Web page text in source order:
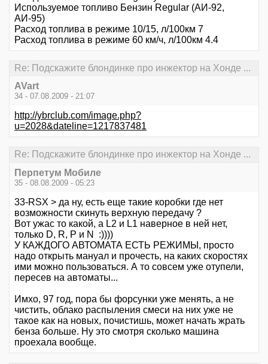
Используемое топливо Бензин Regular (АИ-92,
АИ-95)
Расход топлива в режиме 10/15, л/100км 7
Расход топлива в режиме 60 км/ч, л/100км 4.4
Re: Подскажите блондинке про инжектор на Хонде ...
AVart
34 - 07.08.2009 - 21:07
http://ybrclub.com/image.php?
u=2028&dateline=1217837481
Re: Подскажите блондинке про инжектор на Хонде ...
Перпетум Мобиле
35 - 08.08.2009 - 05:23
33-RSX > да ну, есть еще такие коробки где нет
возможности скинуть верхную передачу ?
Вот ужас то какой, а L2 и L1 наверное в ней нет,
только D, R, P и N :))))
У КАЖДОГО АВТОМАТА ЕСТЬ РЕЖИМЫ, просто
надо открыть мануал и прочесть, на каких скоростях
ими можно пользоваться. А то совсем уже отупели,
пересев на автоматы...
Имхо, 97 год, пора бы форсунки уже менять, а не
чистить, облако распыления смеси на них уже не
такое как на новых, почистишь, может начать жрать
бенза больше. Ну это смотря сколько машина
проехала вообще.